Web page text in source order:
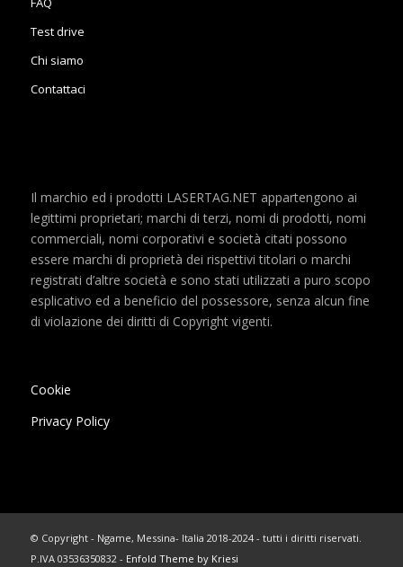
Test drive
Chi siamo
Contattaci
Il marchio ed i prodotti LASERTAG.NET appartengono ai
legittimi proprietari; marchi di terzi, nomi di prodotti, nomi
commerciali, nomi corporativi e società citati possono
essere marchi di proprietà dei rispettivi titolari o marchi
registrati d’altre società e sono stati utilizzati a puro scopo
esplicativo ed a beneficio del possessore, senza alcun fine
di violazione dei diritti di Copyright vigenti.
Cookie
Privacy Policy
© Copyright - Ngame, Messina- Italia 2018-2024 - tutti i diritti riservati.
P.IVA 03536350832 - Enfold Theme by Kriesi